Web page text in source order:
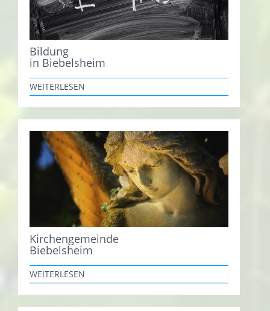
Bildung
in Biebelsheim
WEITERLESEN
Kirchengemeinde
Biebelsheim
WEITERLESEN